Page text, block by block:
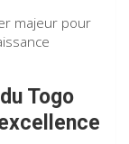
majeur pour
Togo